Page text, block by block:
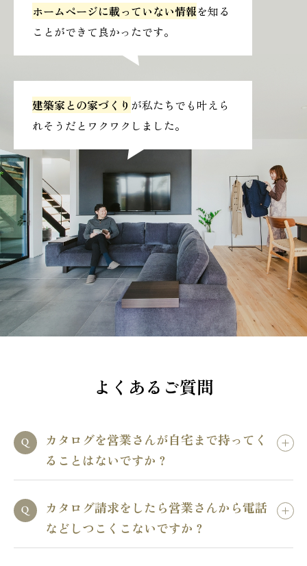
建築家との家づくり が私たちでも叶えら
れそうだとワクワクしました。
ホームページに載っていない情報を知る
ことができて良かったです。
よくあるご質問
カタログを営業さんが自宅まで持ってく
ることはないですか？
カタログ請求をしたら営業さんから電話
などしつこくこないですか？